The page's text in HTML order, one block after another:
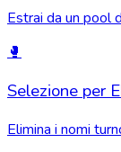
Estrai da un pool
🥊
Selezione per
Elimina i nomi